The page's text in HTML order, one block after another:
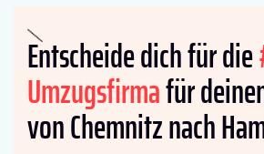
Entscheide dich für die
Umzugsfirmafür
von Chemnitz nach